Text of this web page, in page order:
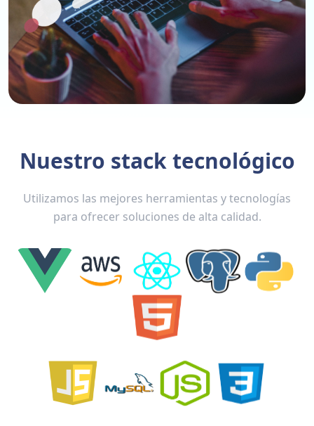
Nuestro stack tecnológico
Utilizamos las mejores herramientas y tecnologías
para ofrecer soluciones de alta calidad.